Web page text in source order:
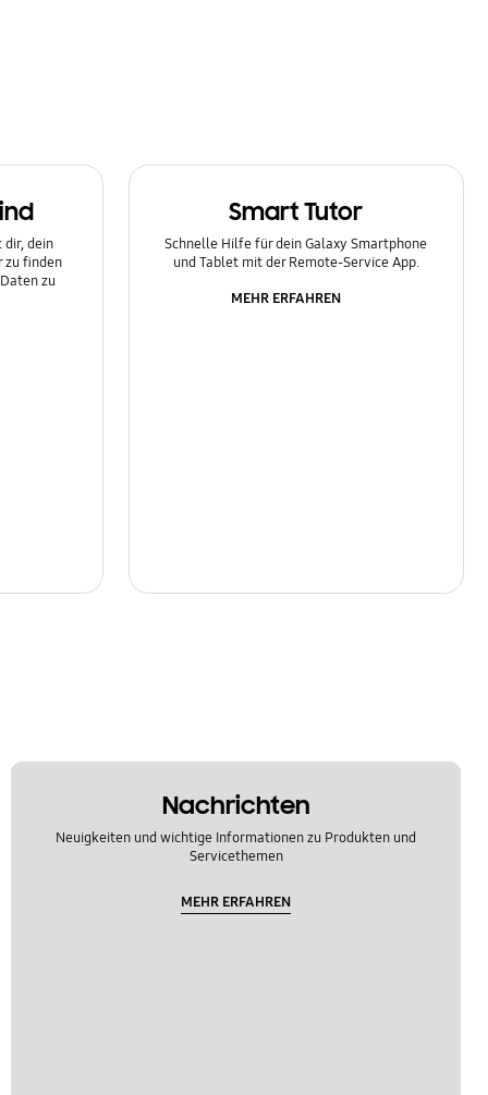
dir, dein
zu finden
zu
Smart Tutor
Schnelle Hilfe für dein Galaxy Smartphone
und Tablet mit der Remote-Service App.
MEHR ERFAHREN
Nachrichten
Neuigkeiten und wichtige Informationen zu Produkten und
Servicethemen
MEHR ERFAHREN